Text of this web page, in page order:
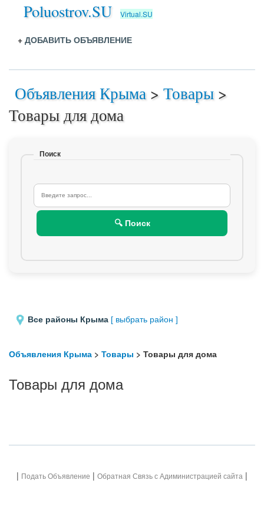
Poluostrov.SU Virtual.SU
+ ДОБАВИТЬ ОБЪЯВЛЕНИЕ
Объявления Крыма > Товары >
Товары для дома
Поиск
🔍 Поиск
Все районы Крыма [ выбрать район ]
Объявления Крыма > Товары > Товары для дома
Товары для дома
| Подать Объявление | Обратная Связь с Адиминистрацией сайта |